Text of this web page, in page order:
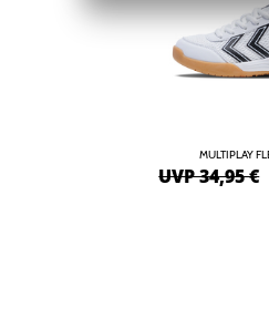
MULTIPLAY
UVP 34,95 €